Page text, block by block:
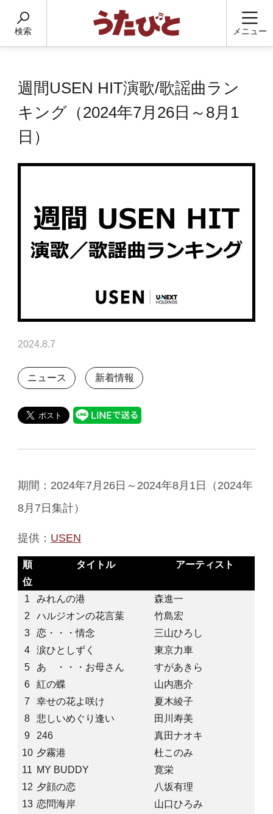
検索 メニュー
週間USEN HIT演歌/歌謡曲ラン
キング（2024年7月26日～8月1
日）
2024.8.7
ニュース 新着情報
期間：2024年7月26日～2024年8月1日（2024年
8月7日集計）
提供： USEN
順
位
タイトル アーティスト
1 みれんの港
森進一
2
ハルジオンの花言葉
竹島宏
3
恋・・・情念
三山ひろし
4
涙ひとしずく
東京力車
5
あゝ・・・お母さん
すがあきら
6
紅の蝶
山内惠介
7
幸せの花よ咲け
夏木綾子
8
悲しいめぐり逢い
田川寿美
9
246
真田ナオキ
10 夕霧港
杜このみ
11 MY BUDDY
寛栄
12 夕顔の恋
八坂有理
13 恋問海岸
山口ひろみ